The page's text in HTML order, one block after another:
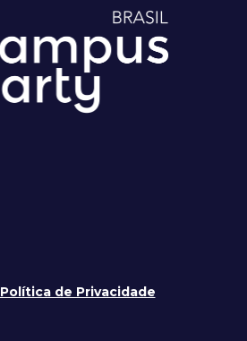
Política de Privacidade